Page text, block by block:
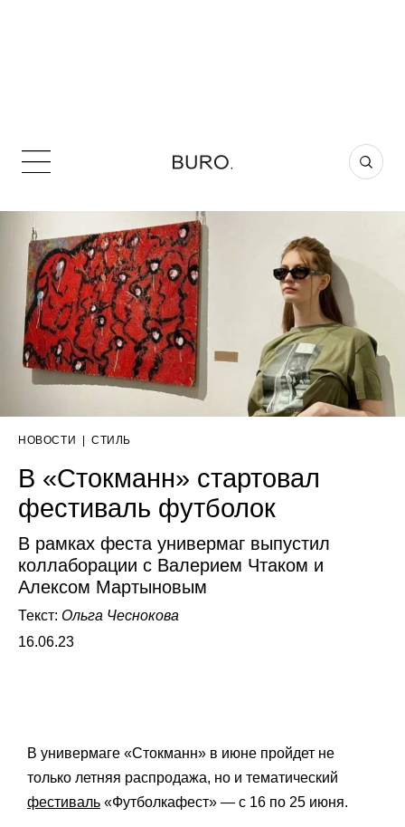
НОВОСТИ СТИЛЬ
В «Стокманн» стартовал
фестиваль футболок
В рамках феста универмаг выпустил
коллаборации с Валерием Чтаком и
Алексом Мартыновым
Текст: Ольга Чеснокова
16.06.23
В универмаге «Стокманн» в июне пройдет не
только летняя распродажа, но и тематический
фестиваль «Футболкафест» — с 16 по 25 июня.